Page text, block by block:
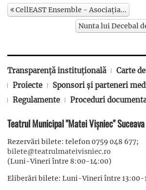
CellEAST Ensemble - Asociația...
Nunta lui Decebal
Transparență instituțională
Carte
Proiecte
Sponsori și parteneri
Regulamente
Proceduri
Teatrul Municipal "Matei Vișniec" Suceava
Rezervări bilete: telefon 0759 048 677;
bilete@teatrulmateivisniec.ro
(Luni-Vineri între 8:00-14:00)
Eliberări bilete: Luni-Vineri între 13:00-